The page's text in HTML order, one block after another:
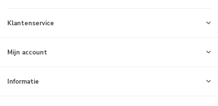
Klantenservice
Mijn account
Informatie